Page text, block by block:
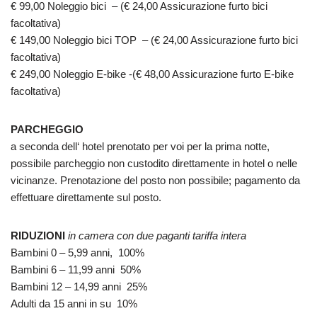
€ 99,00 Noleggio bici – (€ 24,00 Assicurazione furto bici
facoltativa)
€ 149,00 Noleggio bici TOP – (€ 24,00 Assicurazione furto bici
facoltativa)
€ 249,00 Noleggio E-bike -(€ 48,00 Assicurazione furto E-bike
facoltativa)
PARCHEGGIO
a seconda dell‘ hotel prenotato per voi per la prima notte,
possibile parcheggio non custodito direttamente in hotel o nelle
vicinanze. Prenotazione del posto non possibile; pagamento da
effettuare direttamente sul posto.
RIDUZIONI in camera con due paganti tariffa intera
Bambini 0 – 5,99 anni, 100%
Bambini 6 – 11,99 anni 50%
Bambini 12 – 14,99 anni 25%
Adulti da 15 anni in su 10%